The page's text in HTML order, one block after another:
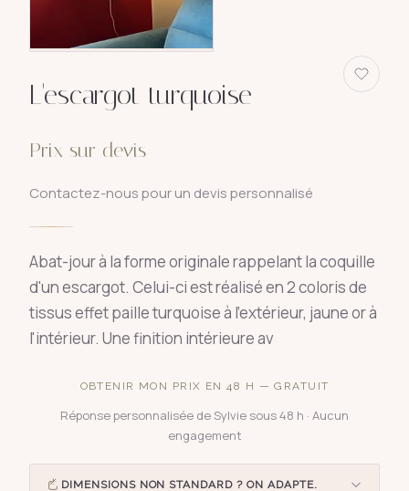
L'escargot turquoise
Prix sur devis
Contactez-nous pour un devis personnalisé
Abat-jour à la forme originale rappelant la coquille
d'un escargot. Celui-ci est réalisé en 2 coloris de
tissus effet paille turquoise à l'extérieur, jaune or à
l'intérieur. Une finition intérieure av
OBTENIR MON PRIX EN 48 H — GRATUIT
Réponse personnalisée de Sylvie sous 48 h · Aucun
engagement
DIMENSIONS NON STANDARD ? ON ADAPTE.